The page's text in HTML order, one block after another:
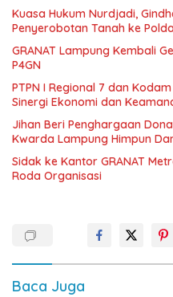
Kuasa Hukum Nurdjadi,
Penyerobotan Tanah ke
GRANAT Lampung Kembali
P4GN
PTPN I Regional 7 dan
Sinergi Ekonomi dan
Jihan Beri Penghargaan
Kwarda Lampung Himpun
‎Sidak ke Kantor GRANAT
Roda Organisasi
Baca Juga